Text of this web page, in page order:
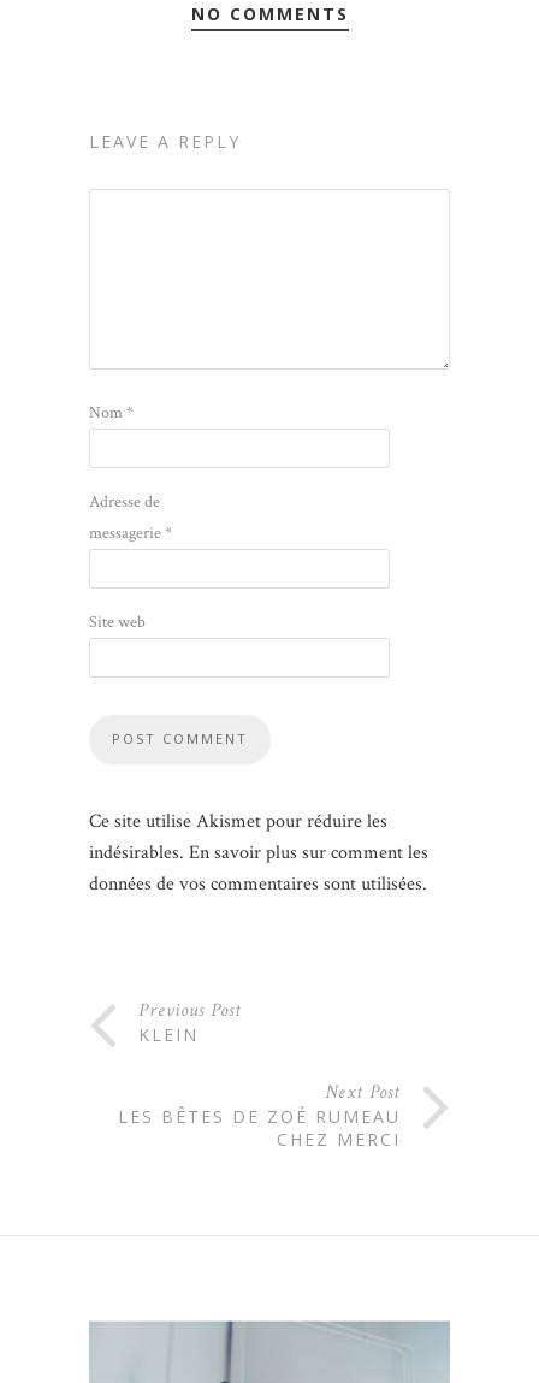
NO COMMENTS
LEAVE A REPLY
Nom*
Adresse de
messagerie*
Site web
Ce site utilise Akismet pour réduire les
indésirables. En savoir plus sur comment les
données de vos commentaires sont utilisées.
Previous Post
KLEIN
Next Post
LES BÊTES DE ZOÉ RUMEAU
CHEZ MERCI